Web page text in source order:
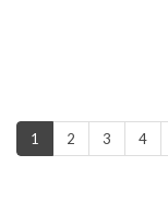
1 2 3 4